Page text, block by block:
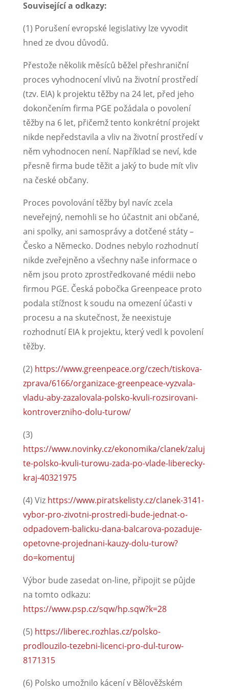
Související a odkazy:
(1) Porušení evropské legislativy lze vyvodit
hned ze dvou důvodů.
Přestože několik měsíců běžel přeshraniční
proces vyhodnocení vlivů na životní prostředí
(tzv. EIA) k projektu těžby na 24 let, před jeho
dokončením firma PGE požádala o povolení
těžby na 6 let, přičemž tento konkrétní projekt
nikde nepředstavila a vliv na životní prostředí v
něm vyhodnocen není. Například se neví, kde
přesně firma bude těžit a jaký to bude mít vliv
na české občany.
Proces povolování těžby byl navíc zcela
neveřejný, nemohli se ho účastnit ani občané,
ani spolky, ani samosprávy a dotčené státy –
Česko a Německo. Dodnes nebylo rozhodnutí
nikde zveřejněno a všechny naše informace o
něm jsou proto zprostředkované médii nebo
firmou PGE. Česká pobočka Greenpeace proto
podala stížnost k soudu na omezení účasti v
procesu a na skutečnost, že neexistuje
rozhodnutí EIA k projektu, který vedl k povolení
těžby.
(2) https://www.greenpeace.org/czech/tiskova-
zprava/6166/organizace-greenpeace-vyzvala-
vladu-aby-zazalovala-polsko-kvuli-rozsirovani-
kontroverzniho-dolu-turow/
(3)
https://www.novinky.cz/ekonomika/clanek/zaluj
te-polsko-kvuli-turowu-zada-po-vlade-liberecky-
kraj-40321975
(4) Viz https://www.piratskelisty.cz/clanek-3141-
vybor-pro-zivotni-prostredi-bude-jednat-o-
odpadovem-balicku-dana-balcarova-pozaduje-
opetovne-projednani-kauzy-dolu-turow?
do=komentuj
Výbor bude zasedat on-line, připojit se půjde
na tomto odkazu:
https://www.psp.cz/sqw/hp.sqw?k=28
(5) https://liberec.rozhlas.cz/polsko-
prodlouzilo-tezebni-licenci-pro-dul-turow-
8171315
(6) Polsko umožnilo kácení v Bělověžském